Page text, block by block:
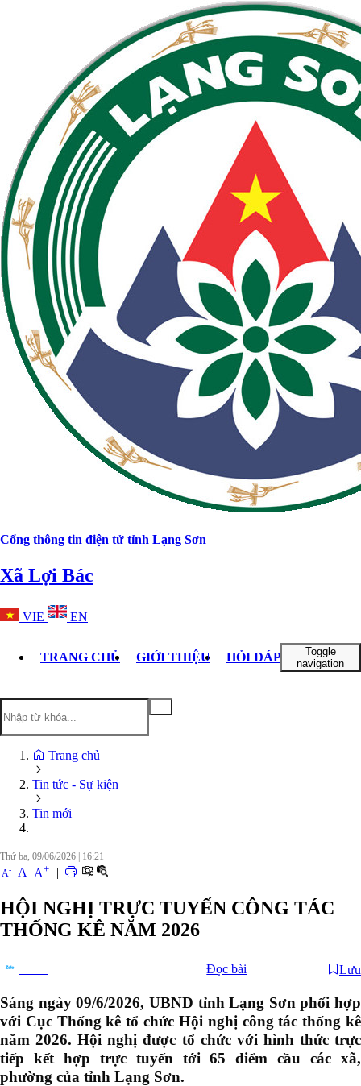
Cổng thông tin điện tử tỉnh Lạng Sơn
Xã Lợi Bác
VIE EN
TRANG CHỦ GIỚI THIỆU HỎI ĐÁP VỀ THỦ
Toggle
navigation
Trang chủ
Tin tức - Sự kiện
Tin mới
Thứ ba, 09/06/2026
16:21
A- A A+ |
HỘI NGHỊ TRỰC TUYẾN CÔNG TÁC
THỐNG KÊ NĂM 2026
Đọc bài Lưu
Sáng ngày 09/6/2026, UBND tỉnh Lạng Sơn phối hợp
với Cục Thống kê tổ chức Hội nghị công tác thống kê
năm 2026. Hội nghị được tổ chức với hình thức trực
tiếp kết hợp trực tuyến tới 65 điểm cầu các xã,
phường của tỉnh Lạng Sơn.